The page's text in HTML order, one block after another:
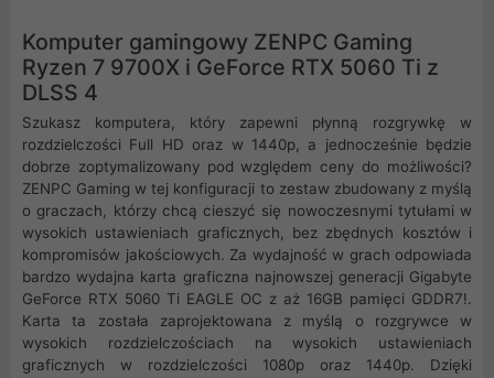
Komputer gamingowy ZENPC Gaming
Ryzen 7 9700X i GeForce RTX 5060 Ti z
DLSS 4
Szukasz komputera, który zapewni płynną rozgrywkę w
rozdzielczości Full HD oraz w 1440p, a jednocześnie będzie
dobrze zoptymalizowany pod względem ceny do możliwości?
ZENPC Gaming w tej konfiguracji to zestaw zbudowany z myślą
o graczach, którzy chcą cieszyć się nowoczesnymi tytułami w
wysokich ustawieniach graficznych, bez zbędnych kosztów i
kompromisów jakościowych. Za wydajność w grach odpowiada
bardzo wydajna karta graficzna najnowszej generacji Gigabyte
GeForce RTX 5060 Ti EAGLE OC z aż 16GB pamięci GDDR7!.
Karta ta została zaprojektowana z myślą o rozgrywce w
wysokich rozdzielczościach na wysokich ustawieniach
graficznych w rozdzielczości 1080p oraz 1440p. Dzięki